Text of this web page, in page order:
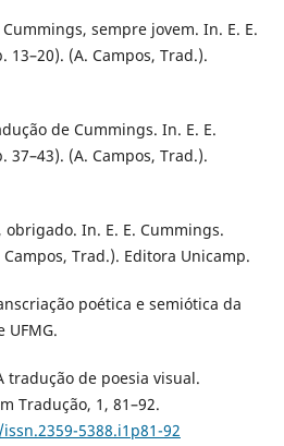
sempre jovem. In. E. E.
13–20). (A. Campos, Trad.).
de Cummings. In. E. E.
37–43). (A. Campos, Trad.).
obrigado. In. E. E. Cummings.
Trad.). Editora Unicamp.
poética e semiótica da
UFMG.
tradução de poesia visual.
Tradução, 1, 81–92.
5388.i1p81-92